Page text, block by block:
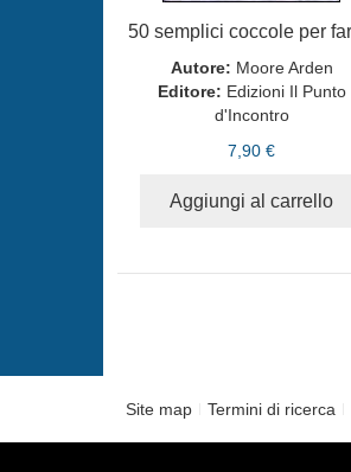
Autore: Moore Arden
Editore: Edizioni Il Punto
d'Incontro
7,90 €
Aggiungi al carrello
Site map Termini di ricerca